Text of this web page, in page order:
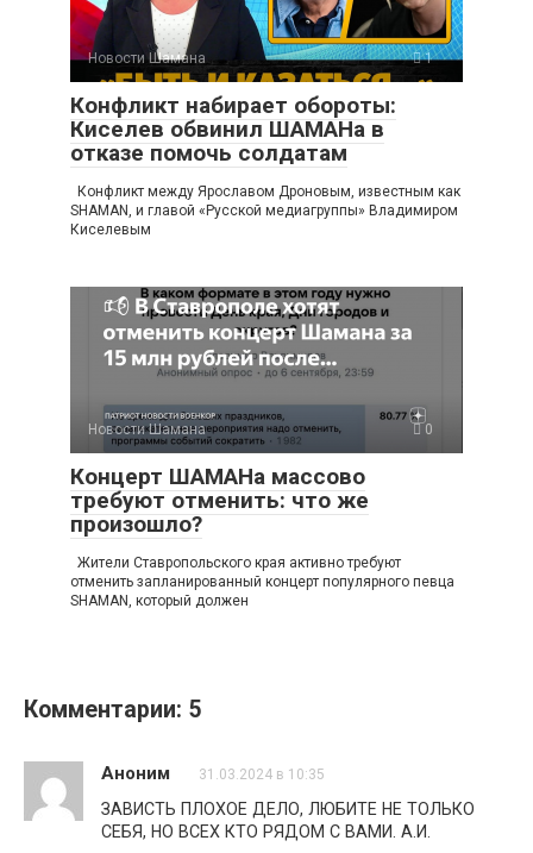
Новости Шамана 1
Конфликт набирает обороты:
Киселев обвинил ШАМАНа в
отказе помочь солдатам
Конфликт между Ярославом Дроновым, известным как
SHAMAN, и главой «Русской медиагруппы» Владимиром
Киселевым
Новости Шамана 0
Концерт ШАМАНа массово
требуют отменить: что же
произошло?
Жители Ставропольского края активно требуют
отменить запланированный концерт популярного певца
SHAMAN, который должен
Комментарии: 5
Аноним 31.03.2024 в 10:35
ЗАВИСТЬ ПЛОХОЕ ДЕЛО, ЛЮБИТЕ НЕ ТОЛЬКО
СЕБЯ, НО ВСЕХ КТО РЯДОМ С ВАМИ. А.И.